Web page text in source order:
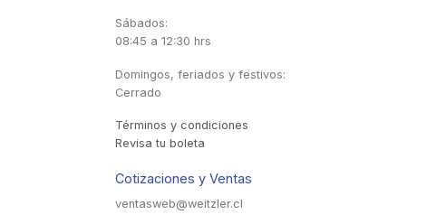
Sábados:
08:45 a 12:30 hrs
Domingos, feriados y festivos:
Cerrado
Términos y condiciones
Revisa tu boleta
Cotizaciones y Ventas
ventasweb@weitzler.cl